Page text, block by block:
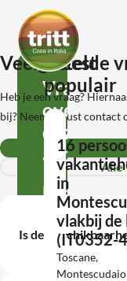
Ga direct naar de inhoud
Terug naar de
Veelgestelde
Heb je een vraag?
bij? Neem gerust contact
Alle
Is de
Vragen
over
deze
Neem
contact
met
ons
Meest
populair
16
in
vlakbij de
(IT0352-
Toscane,
Montescudaio